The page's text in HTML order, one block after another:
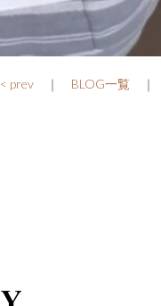
< prev｜ BLOG一覧｜